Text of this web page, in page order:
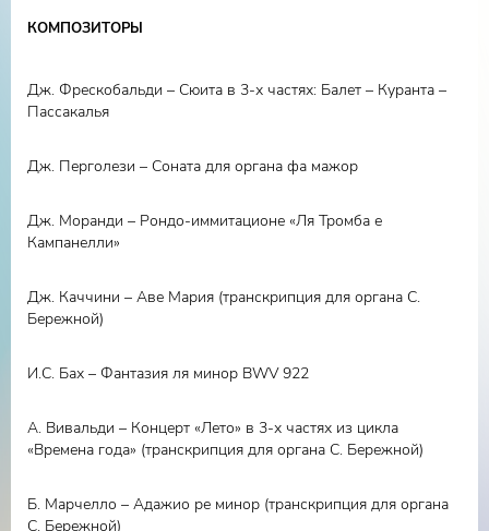
КОМПОЗИТОРЫ
Дж. Фрескобальди – Сюита в 3-х частях: Балет – Куранта –
Пассакалья
Дж. Перголези – Соната для органа фа мажор
Дж. Моранди – Рондо-иммитационе «Ля Тромба е
Кампанелли»
Дж. Каччини – Аве Мария (транскрипция для органа С.
Бережной)
И.С. Бах – Фантазия ля минор BWV 922
А. Вивальди – Концерт «Лето» в 3-х частях из цикла
«Времена года» (транскрипция для органа С. Бережной)
Б. Марчелло – Адажио ре минор (транскрипция для органа
С. Бережной)